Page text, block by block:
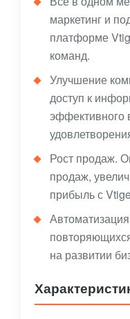
маркетинг и
платформе
команд.
Улучшение
доступ к
эффективного
Рост продаж.
продаж,
прибыль с
на развитии